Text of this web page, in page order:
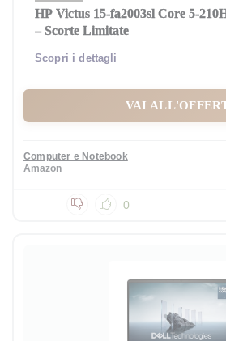
HP Victus 15-fa2003sl Core 5-
– Scorte Limitate
Scopri i dettagli
VAI
Computer e Notebook
Amazon
0